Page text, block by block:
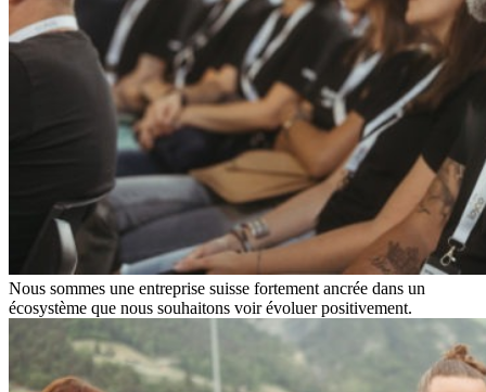
Nous sommes une entreprise suisse fortement ancrée dans un
écosystème que nous souhaitons voir évoluer positivement.